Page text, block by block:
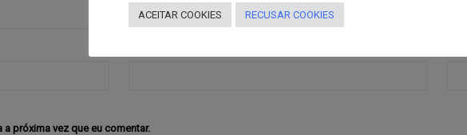
próxima vez que eu comentar.
ACEITAR COOKIES RECUSAR COOKIES